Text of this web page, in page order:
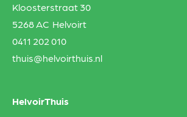
Kloosterstraat 30
5268 AC Helvoirt
0411 202 010
thuis@helvoirthuis.nl
HelvoirThuis